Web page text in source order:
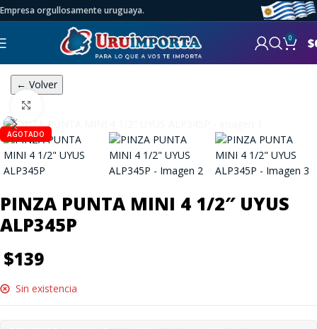
Empresa orgullosamente uruguaya.
0 $
← Volver
AGOTADO
PINZA PUNTA MINI 4 1/2″ UYUS
ALP345P
$139
Sin existencia